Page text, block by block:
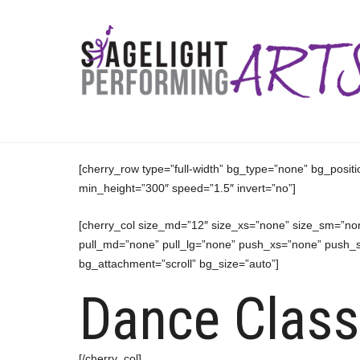
[cherry_row type=”full-width” bg_type=”none”
min_height=”300″ speed=”1.5″ invert=”no”]
[cherry_col size_md=”12″ size_xs=”none”
pull_md=”none” pull_lg=”none” push_xs=”none”
bg_attachment=”scroll” bg_size=”auto”]
Dance